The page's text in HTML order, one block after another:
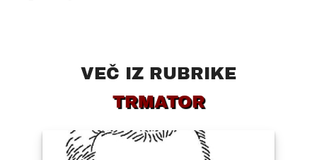
VEČ IZ RUBRIKE
TRMATOR